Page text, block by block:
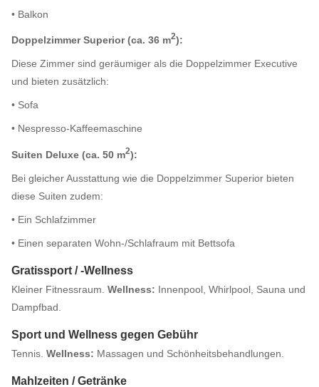
• Balkon
Doppelzimmer Superior (ca. 36 m2):
Diese Zimmer sind geräumiger als die Doppelzimmer Executive
und bieten zusätzlich:
• Sofa
• Nespresso-Kaffeemaschine
Suiten Deluxe (ca. 50 m2):
Bei gleicher Ausstattung wie die Doppelzimmer Superior bieten
diese Suiten zudem:
• Ein Schlafzimmer
• Einen separaten Wohn-/Schlafraum mit Bettsofa
Gratissport / -Wellness
Kleiner Fitnessraum. Wellness: Innenpool, Whirlpool, Sauna und
Dampfbad.
Sport und Wellness gegen Gebühr
Tennis. Wellness: Massagen und Schönheitsbehandlungen.
Mahlzeiten / Getränke